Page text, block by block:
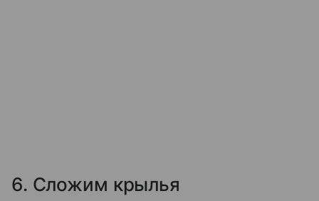
6. Сложим крылья